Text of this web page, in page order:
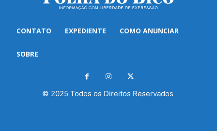
CONTATO EXPEDIENTE COMO ANUNCIAR
SOBRE
© 2025 Todos os Direitos Reservados